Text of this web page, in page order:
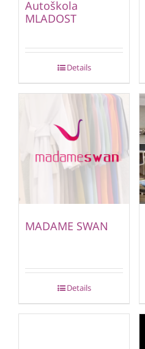
Autoškola
MLADOST
Details
MADAME SWAN
Details